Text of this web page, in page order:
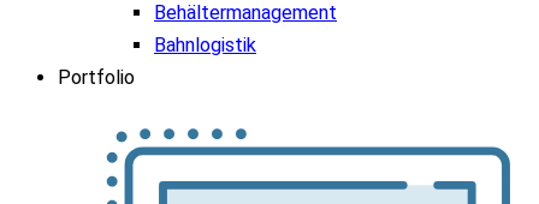
Behältermanagement
Bahnlogistik
Portfolio